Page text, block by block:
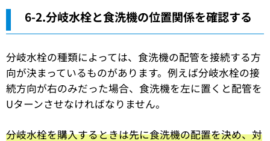
6-2.分岐水栓と食洗機の位置関係を確認する
分岐水栓の種類によっては、食洗機の配管を接続する方
向が決まっているものがあります。例えば分岐水栓の接
続方向が右のみだった場合、食洗機を左に置くと配管を
Uターンさせなければなりません。
分岐水栓を購入するときは先に食洗機の配置を決め、対